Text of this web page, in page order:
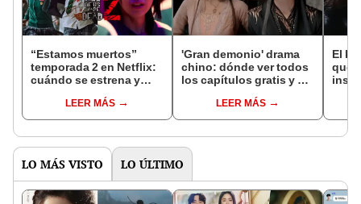
“Estamos muertos”
temporada 2 en Netflix:
cuándo se estrena y
temporadaLEER MÁS
'Gran demonio' drama
chino: dónde ver todos
los capítulos gratis y en
LEER MÁS
El k-
que
LO MÁS VISTO LO ÚLTIMO